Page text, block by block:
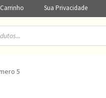
Carrinho Sua Privacidade
5